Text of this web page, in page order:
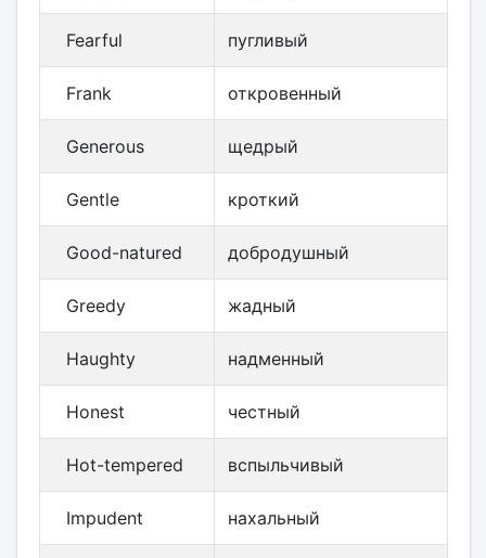
Fearful пугливый
Frank откровенный
Generous щедрый
Gentle кроткий
Good-natured добродушный
Greedy жадный
Haughty надменный
Honest честный
Hot-tempered вспыльчивый
Impudent нахальный